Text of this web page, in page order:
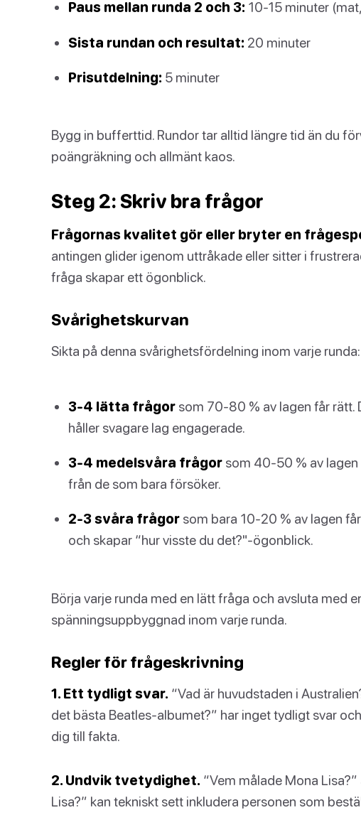
Paus mellan runda 2 och 3: 10-15 minuter
Sista rundan och resultat: 20 minuter
Prisutdelning: 5 minuter
Bygg in bufferttid. Rundor tar alltid längre tid än du
poängräkning och allmänt kaos.
Steg 2: Skriv bra frågor
Frågornas kvalitet gör eller bryter en
antingen glider igenom uttråkade eller sitter i
fråga skapar ett ögonblick.
Svårighetskurvan
Sikta på denna svårighetsfördelning inom varje runda:
3-4 lätta frågor som 70-80 % av lagen får
håller svagare lag engagerade.
3-4 medelsvåra frågor som 40-50 % av lagen
från de som bara försöker.
2-3 svåra frågor som bara 10-20 % av lagen
och skapar “hur visste du det?"-ögonblick.
Börja varje runda med en lätt fråga och avsluta med
spänningsuppbyggnad inom varje runda.
Regler för frågeskrivning
1. Ett tydligt svar. “Vad är huvudstaden i
det bästa Beatles-albumet?” har inget tydligt svar
dig till fakta.
2. Undvik tvetydighet. “Vem målade Mona
Lisa?” kan tekniskt sett inkludera personen som